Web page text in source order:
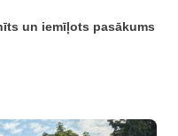
un iemīļots pasākums